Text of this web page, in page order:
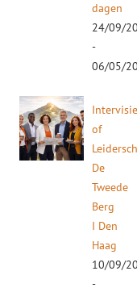
dagen
24/09/
-
06/05/
of
De
Tweede
Berg
I Den
Haag
10/09/
-